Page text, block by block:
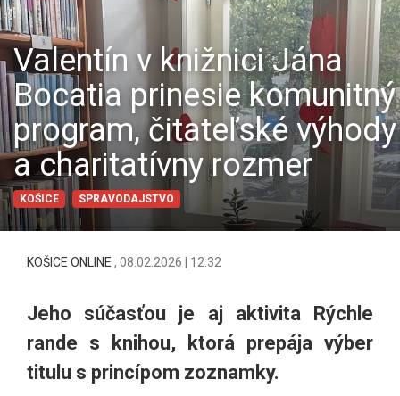
Valentín v knižnici Jána
Bocatia prinesie komunitný
program, čitateľské výhody
a charitatívny rozmer
KOŠICE SPRAVODAJSTVO
KOŠICE ONLINE , 08.02.2026 | 12:32
Jeho súčasťou je aj aktivita Rýchle
rande s knihou, ktorá prepája výber
titulu s princípom zoznamky.